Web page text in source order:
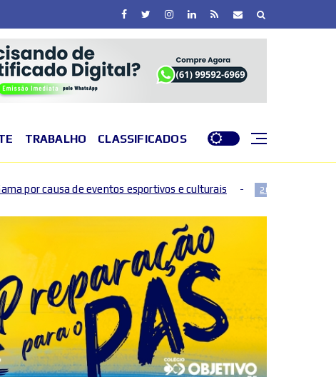
TRABALHO CLASSIFICADOS
e culturais 2026 DF entra em nível de perigo por baixa